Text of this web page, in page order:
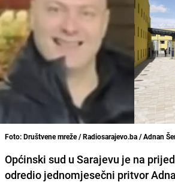
Foto: Društvene mreže / Radiosarajevo.ba / Adnan
Općinski sud u Sarajevu je na
odredio jednomjesečni pritvor